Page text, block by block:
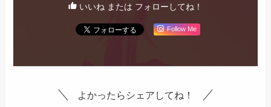
いいね または フォローしてね！
Follow Me
よかったらシェアしてね！